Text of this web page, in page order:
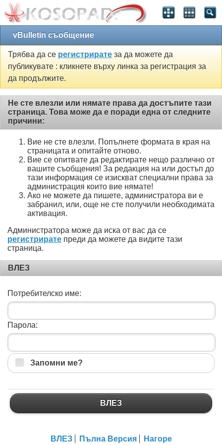
vBulletin съобщение
Трябва да се регистрирате за да можете да
публикувате : кликнете върху линка за регистрация за
да продължите.
Не сте влезли или нямате права да достъпите тази
страница. Това може да е поради една от следните
причини:
Вие не сте влезли. Попълнете формата в края на
страницата и опитайте отново.
Вие се опитвате да редактирате нещо различно от
вашите съобщения! За редакция на или достъп до
тази информация се изискват специални права за
администрация които вие нямате!
Ако не можете да пишете, администратора ви е
забранил, или, още не сте получили необходимата
активация.
Администратора може да иска от вас да се
регистрирате преди да можете да видите тази
страница.
ВЛЕЗ
Потребителско име:
Парола:
Запомни ме?
ВЛЕЗ
ВЛЕЗ Пълна Версия Нагоре